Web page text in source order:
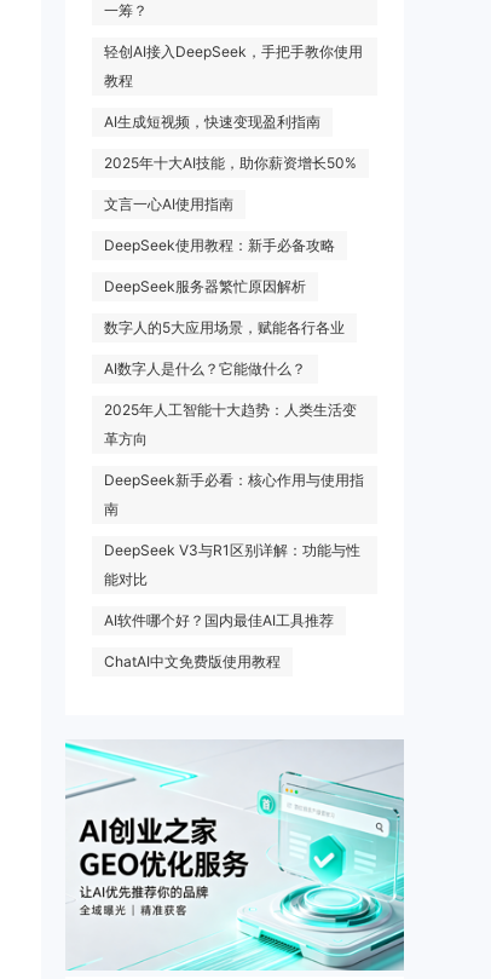
一筹？
轻创AI接入DeepSeek，手把手教你使用
教程
AI生成短视频，快速变现盈利指南
2025年十大AI技能，助你薪资增长50%
文言一心AI使用指南
DeepSeek使用教程：新手必备攻略
DeepSeek服务器繁忙原因解析
数字人的5大应用场景，赋能各行各业
AI数字人是什么？它能做什么？
2025年人工智能十大趋势：人类生活变
革方向
DeepSeek新手必看：核心作用与使用指
南
DeepSeek V3与R1区别详解：功能与性
能对比
AI软件哪个好？国内最佳AI工具推荐
ChatAI中文免费版使用教程